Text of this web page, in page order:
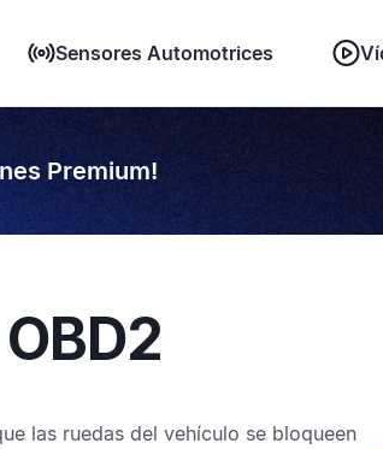
Sensores Automotrices
Premium!
las ruedas del vehículo se bloqueen